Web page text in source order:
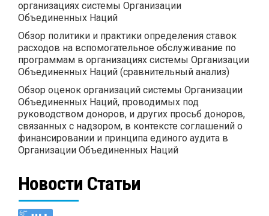
организациях системы Организации
Объединенных Наций
Обзор политики и практики определения ставок
расходов на вспомогательное обслуживание по
программам в организациях системы Организации
Объединенных Наций (сравнительный анализ)
Обзор оценок организаций системы Организации
Объединенных Наций, проводимых под
руководством доноров, и других просьб доноров,
связанных с надзором, в контексте соглашений о
финансировании и принципа единого аудита в
Организации Объединенных Наций
Новости Статьи